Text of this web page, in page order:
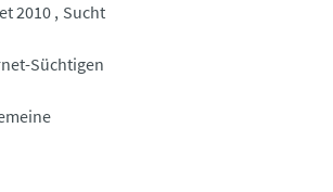
2010 Sucht
Süchtigen